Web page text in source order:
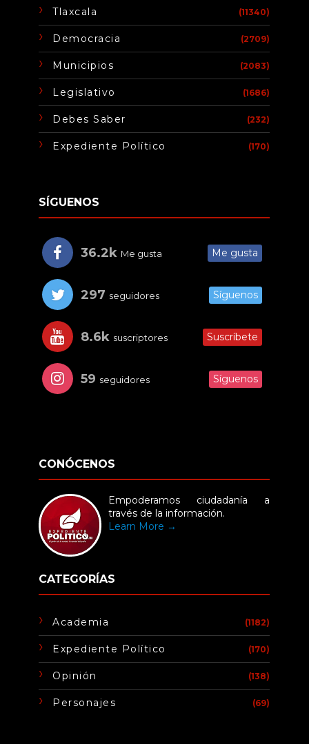
Tlaxcala (11340)
Democracia (2709)
Municipios (2083)
Legislativo (1686)
Debes Saber (232)
Expediente Político (170)
SÍGUENOS
36.2k Me gusta Me gusta
297 seguidores Síguenos
8.6k suscriptores Suscríbete
59 seguidores Síguenos
CONÓCENOS
Empoderamos ciudadanía a
través de la información.
Learn More →
CATEGORÍAS
Academia (1182)
Expediente Político (170)
Opinión (138)
Personajes (69)